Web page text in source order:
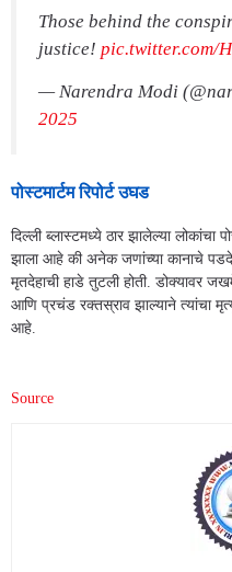
Those behind the
justice! pic.twitter.com/
— Narendra Modi
2025
पोस्टमार्टम रिपोर्ट उघड
दिल्ली ब्लास्टमध्ये ठार झालेल्या लोकांचा
झाला आहे की अनेक जणांच्या कानाचे
मृतदेहाची हाडे तुटली होती. डोक्यावर
आणि प्रचंड रक्तस्राव झाल्याने त्यांचा
आहे.
Source